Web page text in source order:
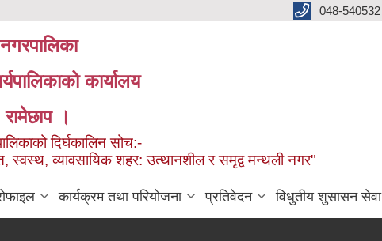
048-540532
कार्यालय
।
दिर्घकालिन सोच:-
स्वस्थ, व्यावसायिक शहर: उत्थानशील र समृद्व मन्थली नगर"
कार्यक्रम तथा परियोजना प्रतिवेदन विधुतीय शुसासन सेवा